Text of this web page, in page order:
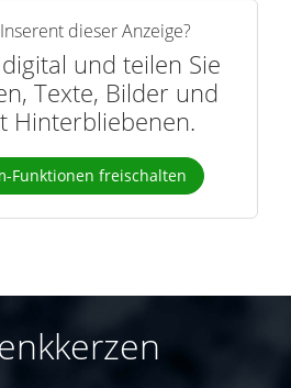
dieser Anzeige?
und teilen Sie
Texte, Bilder und
Hinterbliebenen.
Funktionen freischalten